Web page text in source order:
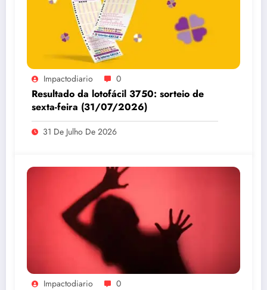
Impactodiario 0
Resultado da lotofácil 3750: sorteio de
sexta-feira (31/07/2026)
31 De Julho De 2026
Impactodiario 0